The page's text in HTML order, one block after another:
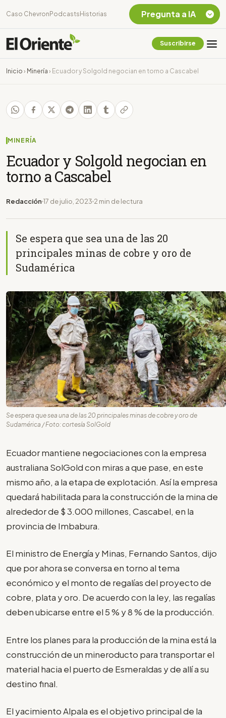
Caso Chevron Podcasts Historias
Suscribirse
Inicio › Minería › Ecuador y Solgold negocian en torno a Cascabel
MINERÍA
Ecuador y Solgold negocian en
torno a Cascabel
Redacción 17 de julio, 2023 2 min de lectura
Se espera que sea una de las 20
principales minas de cobre y oro de
Sudamérica
Se espera que sea una de las 20 principales minas de cobre y oro de
Sudamérica / Foto: cortesía SolGold
Ecuador mantiene negociaciones con la empresa
australiana SolGold con miras a que pase, en este
mismo año, a la etapa de explotación. Así la empresa
quedará habilitada para la construcción de la mina de
alrededor de $ 3.000 millones, Cascabel, en la
provincia de Imbabura.
El ministro de Energía y Minas, Fernando Santos, dijo
que por ahora se conversa en torno al tema
económico y el monto de regalías del proyecto de
cobre, plata y oro. De acuerdo con la ley, las regalías
deben ubicarse entre el 5 % y 8 % de la producción.
Entre los planes para la producción de la mina está la
construcción de un mineroducto para transportar el
material hacia el puerto de Esmeraldas y de allí a su
destino final.
El yacimiento Alpala es el objetivo principal de la
Pregunta a IA
Chevron Ecuador